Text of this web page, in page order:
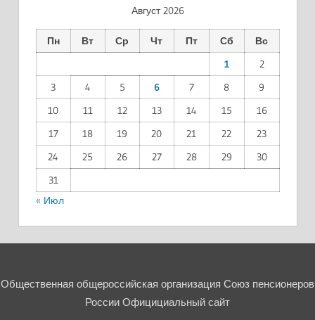
Август 2026
Пн Вт Ср Чт Пт Сб
Вс
1
2
3
4 5 6 7 8
9
10
11 12 13 14 15
16
17
18 19 20 21 22
23
24
25 26 27 28 29
30
31
« Июл
Общественная общероссийская организация Союз пенсионеров
России Официциальный сайт